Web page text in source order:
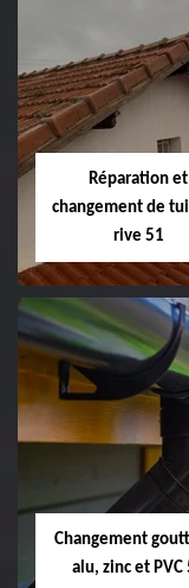
Peinture sur
et toiture
Marne
Réparation et
changement de
rive 51
Réparation
changement
tuile de rive
Changement
alu, zinc et PVC